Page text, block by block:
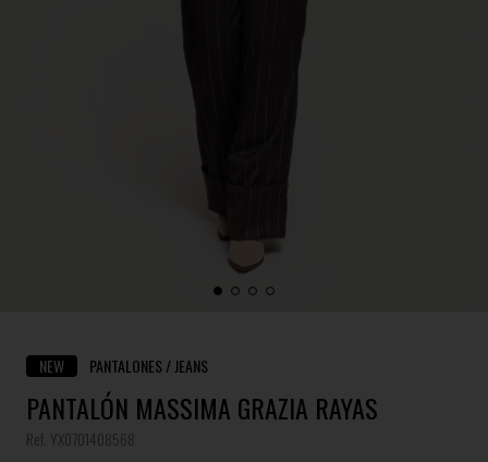
NEW PANTALONES / JEANS
PANTALÓN MASSIMA GRAZIA RAYAS
Ref. YX0701408568